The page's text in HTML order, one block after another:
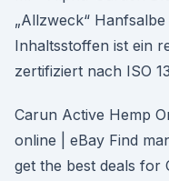
„Allzweck“
Inhaltsstoffen ist ein
zertifiziert nach ISO
Carun Active Hemp
online | eBay Find
get the best deals for